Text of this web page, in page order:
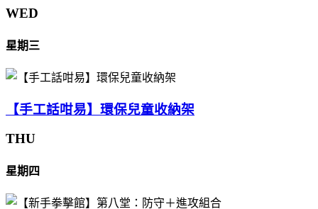
WED
星期三
【手工話咁易】環保兒童收納架
THU
星期四